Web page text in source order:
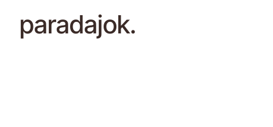
paradajok.